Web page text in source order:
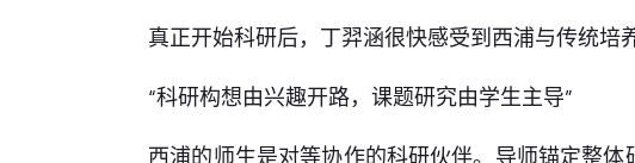
真正开始科研后，丁羿涵很快感受到西浦与传统培
“科研构想由兴趣开路，课题研究由学生主导”
西浦的师生是对等协作的科研伙伴。导师锚定整